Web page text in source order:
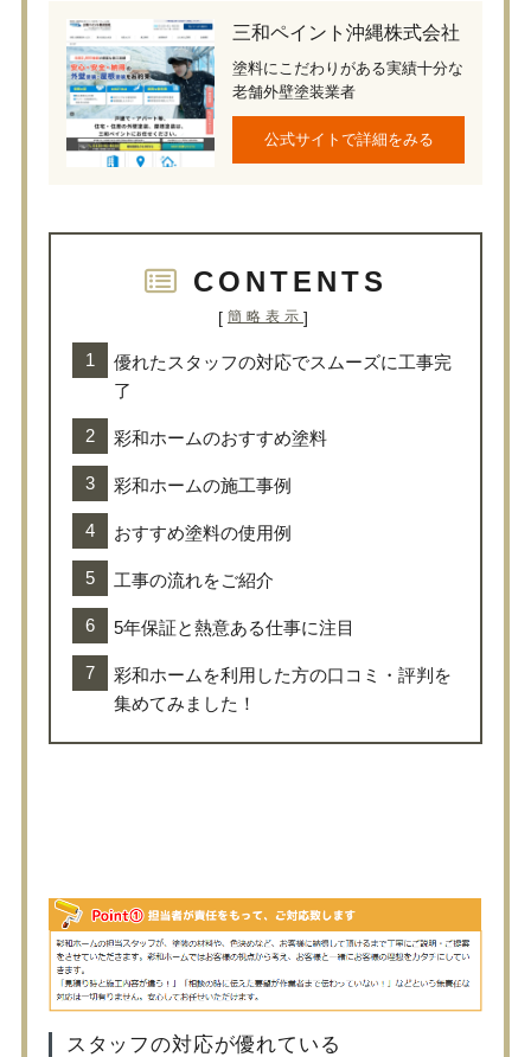
三和ペイント沖縄株式会社
塗料にこだわりがある実績十分な
老舗外壁塗装業者
公式サイトで詳細をみる
CONTENTS
[ 簡略表示 ]
優れたスタッフの対応でスムーズに工事完
了
彩和ホームのおすすめ塗料
彩和ホームの施工事例
おすすめ塗料の使用例
工事の流れをご紹介
5年保証と熱意ある仕事に注目
彩和ホームを利用した方の口コミ・評判を
集めてみました！
スタッフの対応が優れている